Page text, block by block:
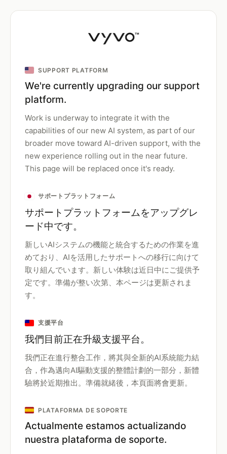
SUPPORT PLATFORM
We're currently upgrading our support
platform.
Work is underway to integrate it with the
capabilities of our new AI system, as part of our
broader move toward AI-driven support, with the
new experience rolling out in the near future.
This page will be replaced once it's ready.
サポートプラットフォーム
サポートプラットフォームをアップグレ
ード中です。
新しいAIシステムの機能と統合するための作業を進
めており、AIを活用したサポートへの移行に向けて
取り組んでいます。新しい体験は近日中にご提供予
定です。準備が整い次第、本ページは更新されま
す。
支援平台
我們目前正在升級支援平台。
我們正在進行整合工作，將其與全新的AI系統能力結
合，作為邁向AI驅動支援的整體計劃的一部分，新體
驗將於近期推出。準備就緒後，本頁面將會更新。
PLATAFORMA DE SOPORTE
Actualmente estamos actualizando
nuestra plataforma de soporte.